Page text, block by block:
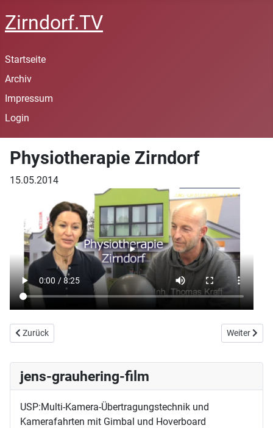
Zirndorf.TV
Startseite
Archiv
Impressum
Login
Physiotherapie Zirndorf
15.05.2014
Vorheriger Beitrag: JournalistenZeit
Zurück Nächster
Weiter
jens-grauhering-film
USP:Multi-Kamera-Übertragungstechnik und
Kamerafahrten mit Gimbal und Hoverboard